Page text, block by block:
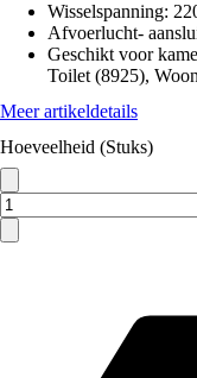
Wisselspanning:
Afvoerlucht-
Geschikt voor
Toilet (8925),
Meer artikeldetails
Hoeveelheid (Stuks)